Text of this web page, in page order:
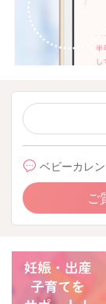
ベビーカレ
ご